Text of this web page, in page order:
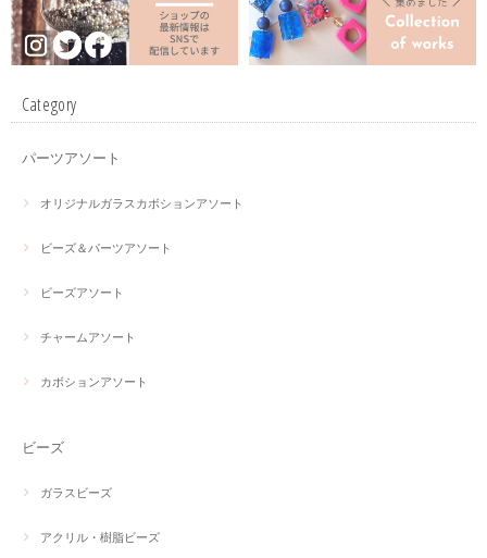
Category
パーツアソート
オリジナルガラスカボションアソート
ビーズ＆パーツアソート
ビーズアソート
チャームアソート
カボションアソート
ビーズ
ガラスビーズ
アクリル・樹脂ビーズ